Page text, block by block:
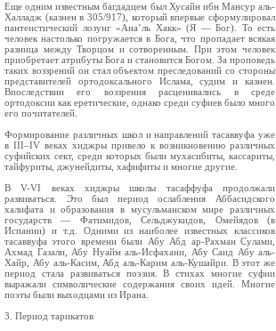
Еще одним известным багдадцем был Хусайн ибн Мансур аль-
Халладж (казнен в 305/917), который впервые сформулировал
пантеистический лозунг «Ана’ль Хакк» (Я — Бог). То есть
человек настолько погружается в Бога, что пропадает всякая
разница между Творцом и сотворенным. При этом человек
приобретает атрибуты Бога и становится Богом. За проповедь
таких воззрений он стал объектом преследований со стороны
представителей ортодоксального Ислама, судим и казнен.
Впоследствии его воззрения расценивались в среде
ортодоксии как еретические, однако среди суфиев было много
его почитателей.
Формирование различных школ и направлений тасаввуфа уже
в III–IV веках хиджры привело к возникновению различных
суфийских сект, среди которых были мухасибиты, кассариты,
тайфуриты, джунейдиты, хафифиты и многие другие.
В V-VI веках хиджры школы тасаффуфа продолжали
развиваться. Это был период ослабления Аббасидского
халифата и образования в мусульманском мире различных
государств — Фатимидов, Сельджукидов, Омейядов (в
Испании) и т.д. Одними из наиболее известных классиков
тасаввуфа этого времени были Абу Абд ар-Рахман Сулами,
Ахмад Газали, Абу Нуайм аль-Исфахани, Абу Саид Абу аль-
Хайр, Абу аль-Касим, Абд аль-Карим аль-Кушайри. В этот же
период стала развиваться поэзия. В стихах многие суфии
выражали символические содержания своих идей. Многие
поэты были выходцами из Ирана.
3. Период тарикатов